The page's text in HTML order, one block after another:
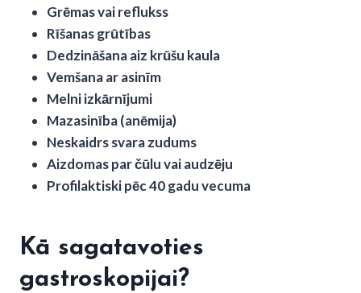
Grēmas vai reflukss
Rīšanas grūtības
Dedzināšana aiz krūšu kaula
Vemšana ar asinīm
Melni izkārnījumi
Mazasinība (anēmija)
Neskaidrs svara zudums
Aizdomas par čūlu vai audzēju
Profilaktiski pēc 40 gadu vecuma
Kā sagatavoties
gastroskopijai?